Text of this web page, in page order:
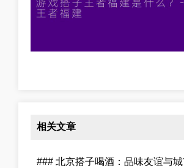
相关文章
### 北京搭子喝酒：品味友谊与